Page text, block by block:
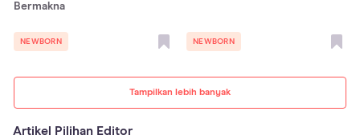
Tampilkan lebih banyak
Bermakna
NEWBORN NEWBORN
Artikel Pilihan Editor